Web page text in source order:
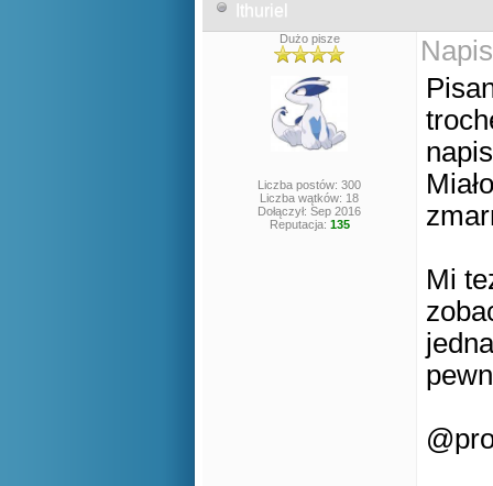
Ithuriel
Dużo pisze
Liczba postów: 300
Liczba wątków: 18
Dołączył: Sep 2016
Reputacja: 135
Mi